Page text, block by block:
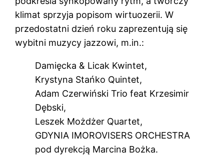
klimat sprzyja popisom wirtuozerii. W
przedostatni dzień roku zaprezentują się
wybitni muzycy jazzowi, m.in.:
Damięcka & Licak Kwintet,
Krystyna Stańko Quintet,
Adam Czerwiński Trio feat Krzesimir
Dębski,
Leszek Możdżer Quartet,
GDYNIA IMOROVISERS ORCHESTRA
pod dyrekcją Marcina Bożka.